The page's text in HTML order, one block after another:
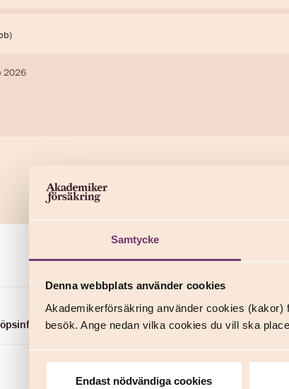
Samtycke
Denna webbplats använder cookies
Akademikerförsäkring använder cookies
besök. Ange nedan vilka cookies du vill ska
Endast nödvändiga cookies
2026
2026